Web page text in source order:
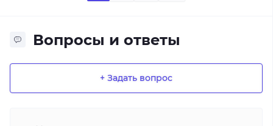
Вопросы и ответы
+ Задать вопрос